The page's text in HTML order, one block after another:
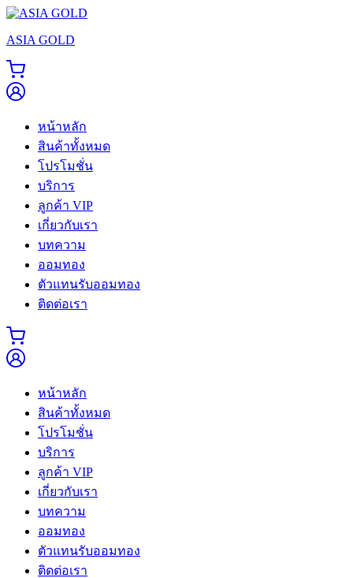
Skip
content
ASIA GOLD
หน้าหลัก
สินค้าทั้งหมด
โปรโมชั่น
บริการ
ลูกค้า VIP
เกี่ยวกับเรา
บทความ
ออมทอง
ตัวแทนรับออมทอง
ติดต่อเรา
หน้าหลัก
สินค้าทั้งหมด
โปรโมชั่น
บริการ
ลูกค้า VIP
เกี่ยวกับเรา
บทความ
ออมทอง
ตัวแทนรับออมทอง
ติดต่อเรา